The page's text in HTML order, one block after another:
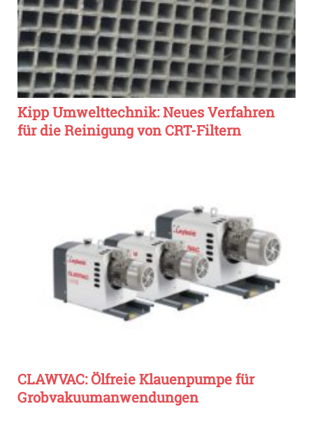
Kipp Umwelttechnik: Neues Verfahren
für die Reinigung von CRT-Filtern
CLAWVAC: Ölfreie Klauenpumpe für
Grobvakuumanwendungen